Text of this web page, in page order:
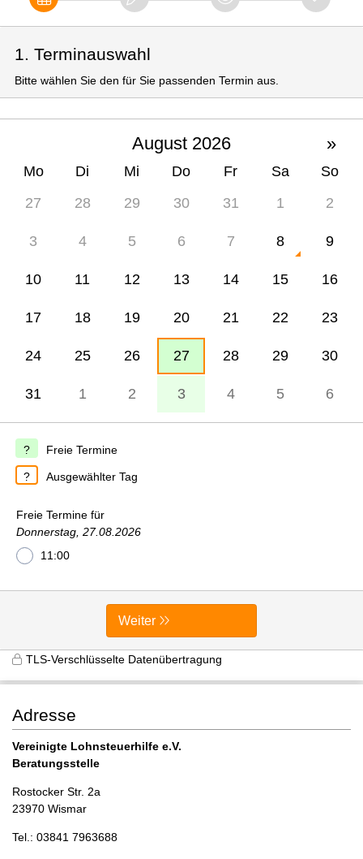
1. Terminauswahl
Bitte wählen Sie den für Sie passenden Termin aus.
August 2026 »
Mo Di Mi Do Fr Sa
So
27
28 29 30 31 1 2
3 4 5 6 7 8 9
10 11 12 13 14 15 16
17 18 19 20 21 22 23
24 25 26 27 28 29 30
31 1 2 3 4 5 6
Freie Termine
Ausgewählter Tag
Freie Termine für
Donnerstag, 27.08.2026
11:00
Weiter
TLS-Verschlüsselte Datenübertragung
Adresse
Vereinigte Lohnsteuerhilfe e.V.
Beratungsstelle
Rostocker Str. 2a
23970 Wismar
Tel.: 03841 7963688